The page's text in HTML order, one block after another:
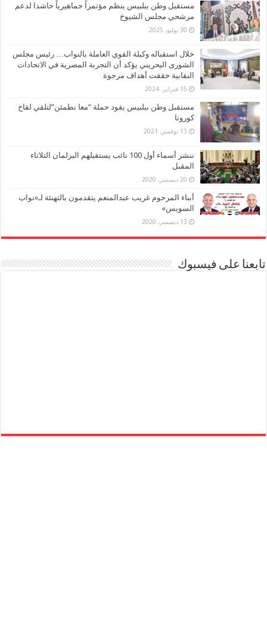
مستقبل وطن ببلبيس ينظم مؤتمراً جماهيرياً حاشدا لدعم
مرشحي مجلس الشيوخ
30 يوليو، 2025
خلال استقباله وكيلة القوي العاملة بالنواب… رئيس مجلس
الشورى البحريني يؤكد أن التجربة المصرية في الاتحادات
النقابية حققت أهداف مرجوة
15 فبراير، 2024
مستقبل وطن ببلبيس يقود حملة “معا نطمئن”لتلقي لقاح
كورونا
13 نوفمبر، 2021
ننشر أسماء أول 100 نائب يستقبلهم البرلمان الثلاثاء
المقبل
20 ديسمبر، 2020
أبناء المرحوم غريب عبدالمنعم يتقدمون بالتهنئة لـ«نواب
السويس»
13 ديسمبر، 2020
تابعنا على فيسبوك